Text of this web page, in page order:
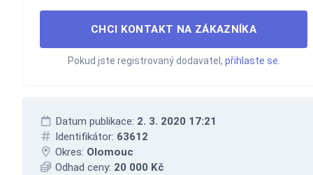
CHCI KONTAKT NA ZÁKAZNÍKA
Pokud jste registrovaný dodavatel, přihlaste se
Datum publikace: 2. 3. 2020 17:21
Identifikátor: 63612
Okres: Olomouc
Odhad ceny: 20 000 Kč